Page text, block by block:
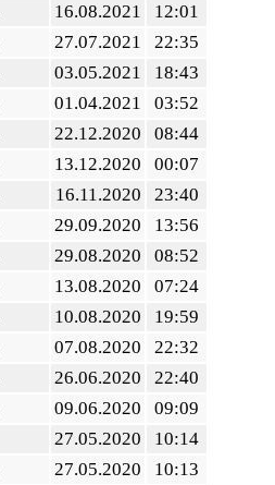
16.08.2021
12:01
27.07.2021
22:35
03.05.2021
18:43
01.04.2021
03:52
22.12.2020
08:44
13.12.2020
00:07
16.11.2020
23:40
29.09.2020
13:56
29.08.2020
08:52
13.08.2020
07:24
10.08.2020
19:59
07.08.2020
22:32
26.06.2020
22:40
09.06.2020
09:09
27.05.2020
10:14
27.05.2020
10:13